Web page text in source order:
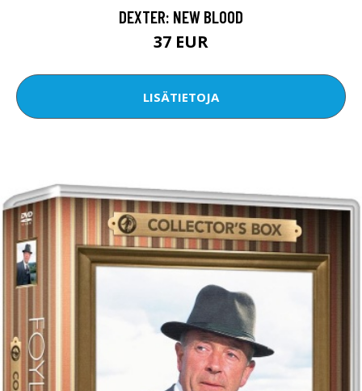
DEXTER: NEW BLOOD
37 EUR
LISÄTIETOJA